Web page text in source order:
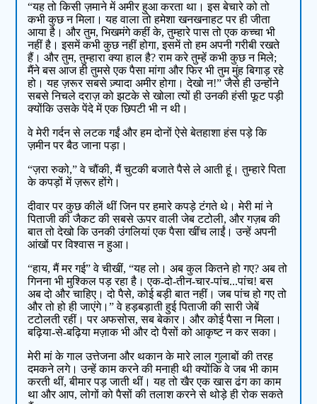
“यह तो किसी ज़माने में अमीर हुआ करता था। इस बेचारे को तो
कभी कुछ न मिला। यह वाला तो हमेशा खनखनाहट पर ही जीता
आया है। और तुम, भिखमंगे कहीं के, तुम्हारे पास तो एक कच्चा भी
नहीं है। इसमें कभी कुछ नहीं होगा, इसमें तो हम अपनी गरीबी रखते
हैं। और तुम, तुम्हारा क्या हाल है? राम करे तुम्हें कभी कुछ न मिले;
मैंने बस आज ही तुमसे एक पैसा मांगा और फिर भी तुम मुंह बिगाड़ रहे
हो। यह ज़रूर सबसे ज़्यादा अमीर होगा। देखो न!” जैसे ही उन्होंने
सबसे निचले दराज़ को झटके से खोला त्यों ही उनकी हंसी फूट पड़ी
क्योंकि उसके पेंदे में एक छिपटी भी न थी।
वे मेरी गर्दन से लटक गईं और हम दोनों ऐसे बेतहाशा हंस पड़े कि
ज़मीन पर बैठ जाना पड़ा।
“ज़रा रुको,” वे चौंकी, मैं चुटकी बजाते पैसे ले आती हूं। तुम्हारे पिता
के कपड़ों में ज़रूर होंगे।
दीवार पर कुछ कीलें थीं जिन पर हमारे कपड़े टंगते थे। मेरी मां ने
पिताजी की जैकट की सबसे ऊपर वाली जेब टटोली, और गज़ब की
बात तो देखो कि उनकी उंगलियां एक पैसा खींच लाईं। उन्हें अपनी
आंखों पर विश्वास न हुआ।
“हाय, मैं मर गई” वे चीखीं, “यह लो। अब कुल कितने हो गए? अब तो
गिनना भी मुश्किल पड़ रहा है। एक-दो-तीन-चार-पांच...पांच! बस
अब दो और चाहिए। दो पैसे, कोई बड़ी बात नहीं। जब पांच हो गए तो
और तो हो ही जाएंगे।” वे हड़बड़ाती हुई पिताजी की सारी जेबें
टटोलती रहीं। पर अफसोस, सब बेकार। और कोई पैसा न मिला।
बढ़िया-से-बढ़िया मज़ाक भी और दो पैसों को आकृष्ट न कर सका।
मेरी मां के गाल उत्तेजना और थकान के मारे लाल गुलाबों की तरह
दमकने लगे। उन्हें काम करने की मनाही थी क्योंकि वे जब भी काम
करती थीं, बीमार पड़ जाती थीं। यह तो खैर एक खास ढंग का काम
था और आप, लोगों को पैसों की तलाश करने से थोड़े ही रोक सकते